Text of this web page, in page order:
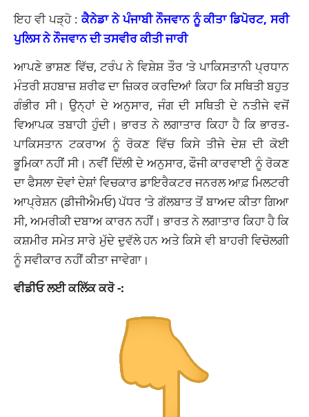
ਇਹ ਵੀ ਪੜ੍ਹੋ :ਕੈਨੇਡਾ ਨੇ ਪੰਜਾਬੀ ਨੌਜਵਾਨ ਨੂੰ ਕੀਤਾ ਡਿਪੋਰਟ, ਸਰੀ
ਪੁਲਿਸ ਨੇ ਨੌਜਵਾਨ ਦੀ ਤਸਵੀਰ ਕੀਤੀ ਜਾਰੀ
ਆਪਣੇ ਭਾਸ਼ਣ ਵਿੱਚ, ਟਰੰਪ ਨੇ ਵਿਸ਼ੇਸ਼ ਤੌਰ ‘ਤੇ ਪਾਕਿਸਤਾਨੀ ਪ੍ਰਧਾਨ
ਮੰਤਰੀ ਸ਼ਹਬਾਜ਼ ਸ਼ਰੀਫ ਦਾ ਜ਼ਿਕਰ ਕਰਦਿਆਂ ਕਿਹਾ ਕਿ ਸਥਿਤੀ ਬਹੁਤ
ਗੰਭੀਰ ਸੀ। ਉਨ੍ਹਾਂ ਦੇ ਅਨੁਸਾਰ, ਜੰਗ ਦੀ ਸਥਿਤੀ ਦੇ ਨਤੀਜੇ ਵਜੋਂ
ਵਿਆਪਕ ਤਬਾਹੀ ਹੁੰਦੀ। ਭਾਰਤ ਨੇ ਲਗਾਤਾਰ ਕਿਹਾ ਹੈ ਕਿ ਭਾਰਤ-
ਪਾਕਿਸਤਾਨ ਟਕਰਾਅ ਨੂੰ ਰੋਕਣ ਵਿੱਚ ਕਿਸੇ ਤੀਜੇ ਦੇਸ਼ ਦੀ ਕੋਈ
ਭੂਮਿਕਾ ਨਹੀਂ ਸੀ। ਨਵੀਂ ਦਿੱਲੀ ਦੇ ਅਨੁਸਾਰ, ਫੌਜੀ ਕਾਰਵਾਈ ਨੂੰ ਰੋਕਣ
ਦਾ ਫੈਸਲਾ ਦੋਵਾਂ ਦੇਸ਼ਾਂ ਵਿਚਕਾਰ ਡਾਇਰੈਕਟਰ ਜਨਰਲ ਆਫ਼ ਮਿਲਟਰੀ
ਆਪ੍ਰੇਸ਼ਨ (ਡੀਜੀਐਮਓ) ਪੱਧਰ ‘ਤੇ ਗੱਲਬਾਤ ਤੋਂ ਬਾਅਦ ਕੀਤਾ ਗਿਆ
ਸੀ, ਅਮਰੀਕੀ ਦਬਾਅ ਕਾਰਨ ਨਹੀਂ। ਭਾਰਤ ਨੇ ਲਗਾਤਾਰ ਕਿਹਾ ਹੈ ਕਿ
ਕਸ਼ਮੀਰ ਸਮੇਤ ਸਾਰੇ ਮੁੱਦੇ ਦੁਵੱਲੇ ਹਨ ਅਤੇ ਕਿਸੇ ਵੀ ਬਾਹਰੀ ਵਿਚੋਲਗੀ
ਨੂੰ ਸਵੀਕਾਰ ਨਹੀਂ ਕੀਤਾ ਜਾਵੇਗਾ।
ਵੀਡੀਓ ਲਈ ਕਲਿੱਕ ਕਰੋ -: